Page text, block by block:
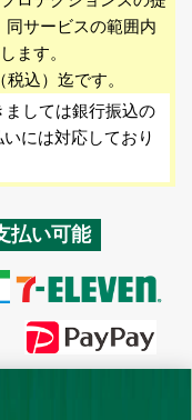
サービスの範囲内
ます。
込）迄です。
しては銀行振込の
には対応しており
払い可能